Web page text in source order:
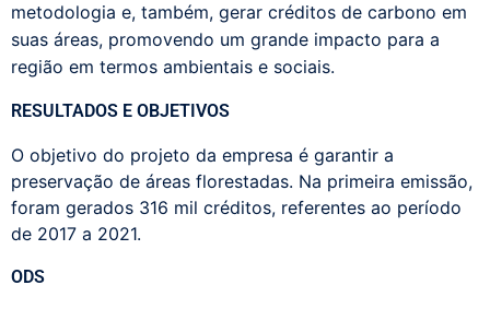
metodologia e, também, gerar créditos de carbono em
suas áreas, promovendo um grande impacto para a
região em termos ambientais e sociais.
RESULTADOS E OBJETIVOS
O objetivo do projeto da empresa é garantir a
preservação de áreas florestadas. Na primeira emissão,
foram gerados 316 mil créditos, referentes ao período
de 2017 a 2021.
ODS